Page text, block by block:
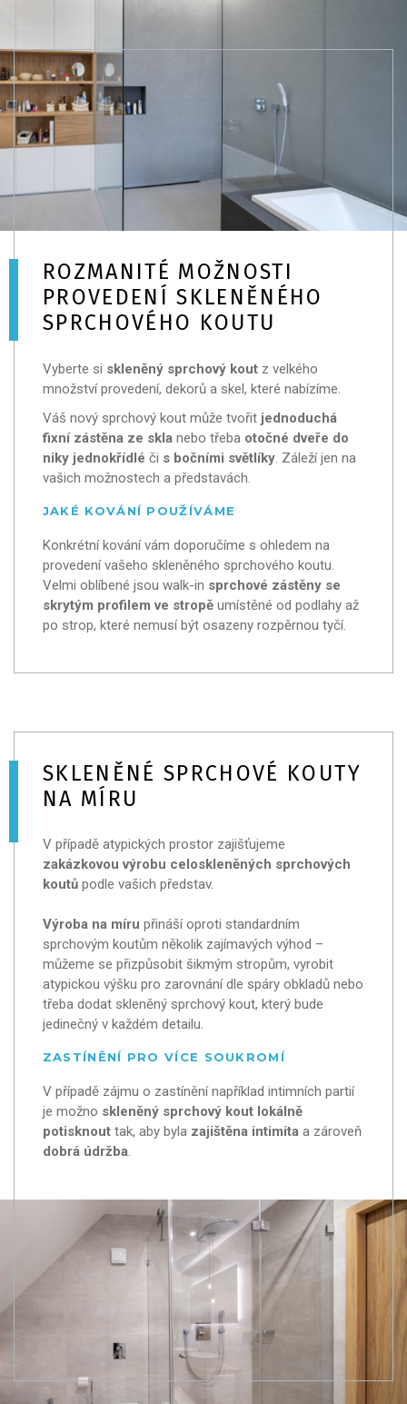
ROZMANITÉ MOŽNOSTI
PROVEDENÍ SKLENĚNÉHO
SPRCHOVÉHO KOUTU
Vyberte si skleněný sprchový koutz velkého
množství provedení, dekorů a skel, které nabízíme.
Váš nový sprchový kout může tvořit jednoduchá
fixní zástěna ze sklanebo třeba otočné dveře do
niky jednokřídlé či s bočními světlíky. Záleží jen na
vašich možnostech a představách.
JAKÉ KOVÁNÍ POUŽÍVÁME
Konkrétní kování vám doporučíme s ohledem na
provedení vašeho skleněného sprchového koutu.
Velmi oblíbené jsou walk-in sprchové zástěnyse
skrytým profilem ve stropěumístěné od podlahy až
po strop, které nemusí být osazeny rozpěrnou tyčí.
SKLENĚNÉ SPRCHOVÉ KOUTY
NA MÍRU
V případě atypických prostor zajišťujeme
zakázkovou výrobu celoskleněných sprchových
koutůpodle vašich představ.
Výroba na míru přináší oproti standardním
sprchovým koutům několik zajímavých výhod –
můžeme se přizpůsobit šikmým stropům, vyrobit
atypickou výšku pro zarovnání dle spáry obkladů nebo
třeba dodat skleněný sprchový kout, který bude
jedinečný v každém detailu.
ZASTÍNĚNÍ PRO VÍCE SOUKROMÍ
V případě zájmu o zastínění například intimních partií
je možno skleněný sprchový kout lokálně
potisknouttak, aby byla zajištěna intimitaa zároveň
dobrá údržba.